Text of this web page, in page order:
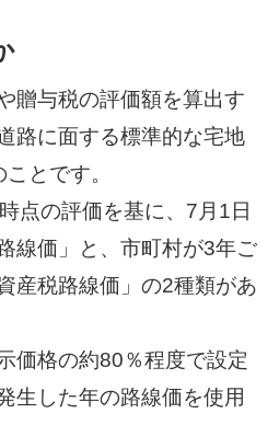
贈与税の評価額を算出す
路に面する標準的な宅地
とです。
点の評価を基に、7月1日
線価」と、市町村が3年ご
産税路線価」の2種類があ
価格の約80％程度で設定
生した年の路線価を使用